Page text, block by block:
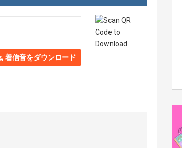
着信音をダウンロード